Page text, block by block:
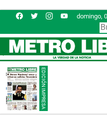
domingo,